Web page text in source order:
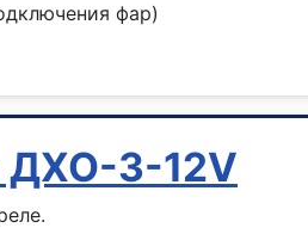
фар)
ДХО-3-12V